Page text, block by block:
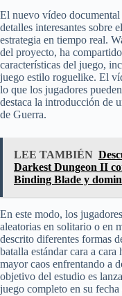
El nuevo vídeo
detalles interesantes sobre
estrategia en tiempo real.
del proyecto, ha
características del juego,
juego estilo roguelike. El
lo que los jugadores
destaca la introducción de
de Guerra.
LEE TAMBIÉN
Darkest Dungeon II
Binding Blade y
En este modo, los
aleatorias en solitario o en
descrito diferentes formas
batalla estándar cara a cara
mayor caos enfrentando a
objetivo del estudio es
juego completo en su